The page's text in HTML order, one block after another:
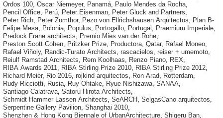
Ordos 100, Oscar Niemeyer, Panamá, Paulo Mendes da Rocha,
Pencil Office, Perú, Peter Eisenman, Peter Gluck and Partners,
Peter Rich, Peter Zumthor, Pezo von Ellrichshausen Arquitectos, Plan B-
Felipe Mesa, Polonia, Populus, Portogallo, Portugal , Praemium Imperiale,
Predock Frane architects, Premio Mies van der Rohe,
Preston Scott Cohen, Pritzker Prize, Productora, Qatar, Rafael Moneo,
Rafael Viñoly, Randic-Turato Architects, rascacielos, reiser + umemoto,
Reiulf Ramstad Architects, Rem Koolhaas, Renzo Piano, REX,
RIBA Awards 2011, RIBA Stirling Prize 2010, RIBA Stirling Prize 2012,
Richard Meier, Rio 2016, rojkind arquitectos, Ron Arad, Rotterdam,
Rudy Ricciotti, Rusia, Ruy Ohtake, Ryue Nishizawa, SANAA,
Santiago Calatrava, Satoru Hirota Architects,
Schmidt Hammer Lassen Architects, SeARCH , SelgasCano arquitectos,
Serpentine Gallery Pavilion, Shanghai 2010,
Shenzhen & Hong Kong Biennale of UrbanArchitecture, Shigeru Ban,